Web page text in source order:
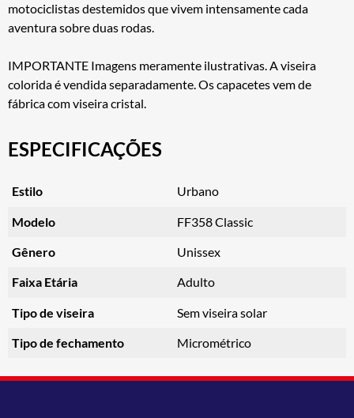
motociclistas destemidos que vivem intensamente cada
aventura sobre duas rodas.
IMPORTANTE Imagens meramente ilustrativas. A viseira
colorida é vendida separadamente. Os capacetes vem de
fábrica com viseira cristal.
ESPECIFICAÇÕES
Estilo Urbano
Modelo FF358 Classic
Gênero Unissex
Faixa Etária Adulto
Tipo de viseira Sem viseira solar
Tipo de fechamento Micrométrico